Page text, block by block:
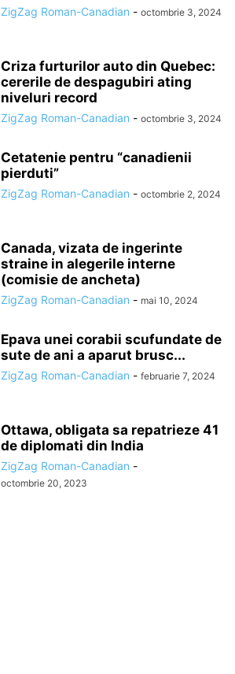
ZigZag Roman-Canadian - octombrie 3, 2024
Criza furturilor auto din Quebec:
cererile de despagubiri ating
niveluri record
ZigZag Roman-Canadian - octombrie 3, 2024
Cetatenie pentru “canadienii
pierduti”
ZigZag Roman-Canadian - octombrie 2, 2024
Canada, vizata de ingerinte
straine in alegerile interne
(comisie de ancheta)
ZigZag Roman-Canadian - mai 10, 2024
Epava unei corabii scufundate de
sute de ani a aparut brusc...
ZigZag Roman-Canadian - februarie 7, 2024
Ottawa, obligata sa repatrieze 41
de diplomati din India
ZigZag Roman-Canadian -
octombrie 20, 2023